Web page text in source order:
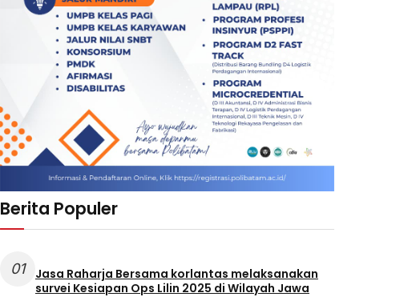
Berita Populer
01
Jasa Raharja Bersama korlantas melaksanakan
survei Kesiapan Ops Lilin 2025 di Wilayah Jawa